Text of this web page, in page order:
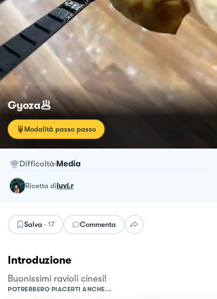
Gyoza🥟
Modalità passo passo
Difficoltà Media
ricetta diluvi.r
Salva · 17 Commenta
Introduzione
Buonissimi ravioli cinesi!
POTREBBERO PIACERTI ANCHE...